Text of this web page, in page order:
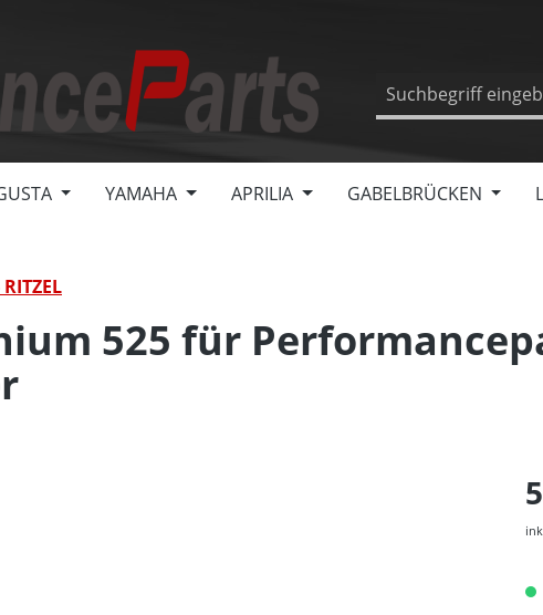
YAMAHA APRILIA GABELBRÜCKEN
525 für